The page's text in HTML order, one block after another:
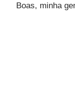
Boas, minha